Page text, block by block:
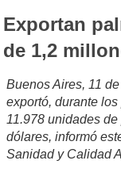
Exportan
de 1,2
Buenos Aires, 11
exportó, durante
11.978 unidades
dólares, informó
Sanidad y Calidad